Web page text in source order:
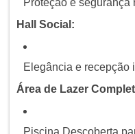
Proteção e segurança
Hall Social:
Elegância e recepção
Área de Lazer
Piscina Descoberta